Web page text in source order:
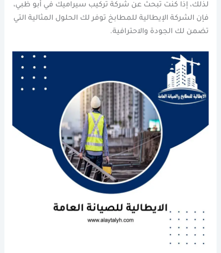
لذلك، إذا كنت تبحث عن شركة تركيب سيراميك في أبو ظبي،
فإن الشركة الإيطالية للمطابخ توفر لك الحلول المثالية التي
تضمن لك الجودة والاحترافية.